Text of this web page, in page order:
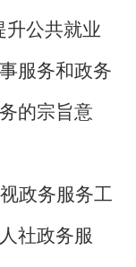
升公共就业
服务和政务
的宗旨意
政务服务工
社政务服